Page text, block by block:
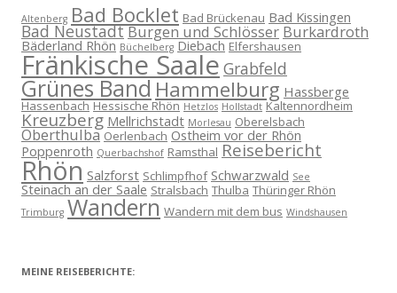
Altenberg Bad Bocklet Bad Brückenau Bad Kissingen
Bad NeustadtBurgen und Schlösser Burkardroth
Bäderland Rhön Büchelberg Diebach Elfershausen
Fränkische SaaleGrabfeld
Grünes BandHammelburg Hassberge
Hassenbach Hessische Rhön Hetzlos Hollstadt Kaltennordheim
Kreuzberg Mellrichstadt Morlesau Oberelsbach
Oberthulba Oerlenbach Ostheim vor der Rhön
Poppenroth Querbachshof Ramsthal Reisebericht
Rhön Salzforst Schlimpfhof Schwarzwald See
Steinach an der Saale Stralsbach Thulba Thüringer Rhön
Trimburg Wandern Wandern mit dem bus Windshausen
MEINE REISEBERICHTE: